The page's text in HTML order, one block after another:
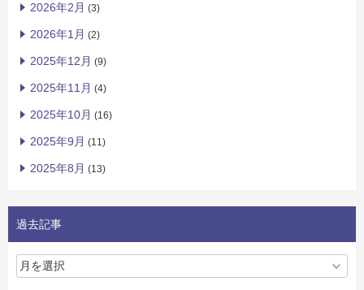
2026年2月 (3)
2026年1月 (2)
2025年12月 (9)
2025年11月 (4)
2025年10月 (16)
2025年9月 (11)
2025年8月 (13)
過去記事